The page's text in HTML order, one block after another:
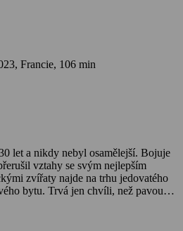
Francie, 106 min
let a nikdy nebyl osamělejší. Bojuje
vztahy se svým nejlepším
zvířaty najde na trhu jedovatého
bytu. Trvá jen chvíli, než pavouk
uzamkne budovu a tím uvězní